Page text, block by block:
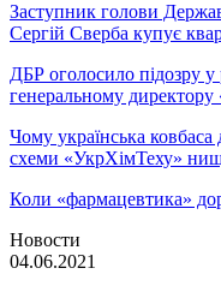
Заступник голови
Сергій Сверба купує
ДБР оголосило підозру
генеральному
Чому українська ковбаса
схеми «УкрХімТеху»
Коли «фармацевтика»
Новости
04.06.2021